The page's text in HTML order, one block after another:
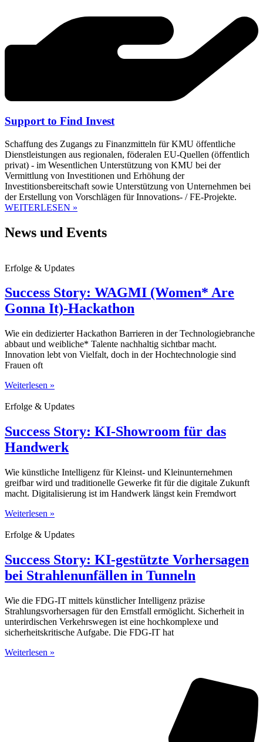
Support to Find Invest
Schaffung des Zugangs zu Finanzmitteln für KMU öffentliche
Dienstleistungen aus regionalen, föderalen EU-Quellen (öffentlich
privat) - im Wesentlichen Unterstützung von KMU bei der
Vermittlung von Investitionen und Erhöhung der
Investitionsbereitschaft sowie Unterstützung von Unternehmen bei
der Erstellung von Vorschlägen für Innovations- / FE-Projekte.
WEITERLESEN »
News und Events
Erfolge & Updates
Success Story: WAGMI (Women* Are
Gonna It)-Hackathon
Wie ein dedizierter Hackathon Barrieren in der Technologiebranche
abbaut und weibliche* Talente nachhaltig sichtbar macht.
Innovation lebt von Vielfalt, doch in der Hochtechnologie sind
Frauen oft
Weiterlesen »
Erfolge & Updates
Success Story: KI-Showroom für das
Handwerk
Wie künstliche Intelligenz für Kleinst- und Kleinunternehmen
greifbar wird und traditionelle Gewerke fit für die digitale Zukunft
macht. Digitalisierung ist im Handwerk längst kein Fremdwort
Weiterlesen »
Erfolge & Updates
Success Story: KI-gestützte Vorhersagen
bei Strahlenunfällen in Tunneln
Wie die FDG-IT mittels künstlicher Intelligenz präzise
Strahlungsvorhersagen für den Ernstfall ermöglicht. Sicherheit in
unterirdischen Verkehrswegen ist eine hochkomplexe und
sicherheitskritische Aufgabe. Die FDG-IT hat
Weiterlesen »